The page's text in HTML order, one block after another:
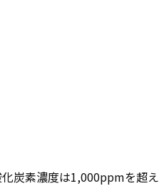
炭素濃度は1,000ppmを超え